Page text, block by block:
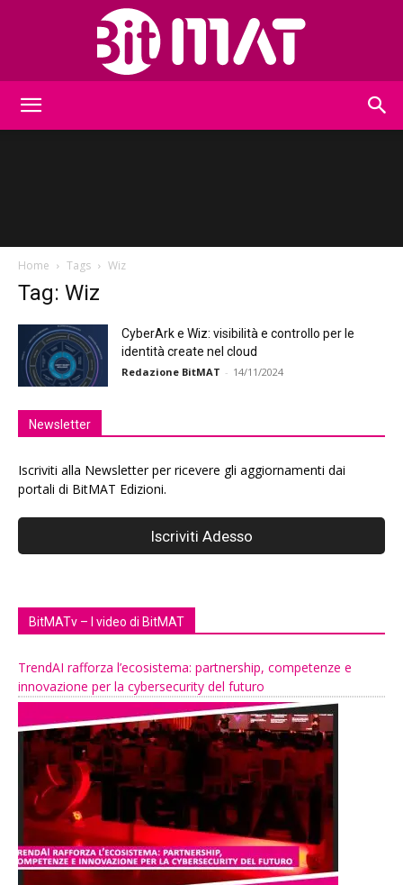
Home Tags Wiz
Tag: Wiz
CyberArk e Wiz: visibilità e controllo per le
identità create nel cloud
Redazione BitMAT - 14/11/2024
Newsletter
Iscriviti alla Newsletter per ricevere gli aggiornamenti dai
portali di BitMAT Edizioni.
BitMATv – I video di BitMAT
TrendAI rafforza l’ecosistema: partnership, competenze e
innovazione per la cybersecurity del futuro